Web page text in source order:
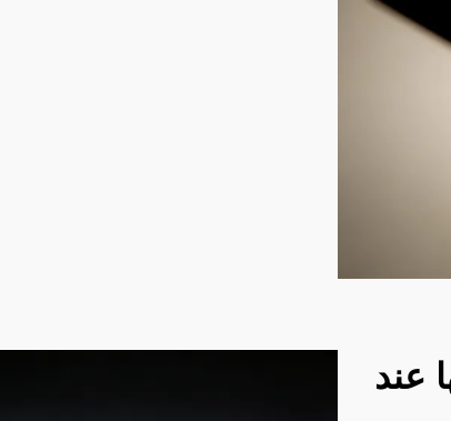
عند